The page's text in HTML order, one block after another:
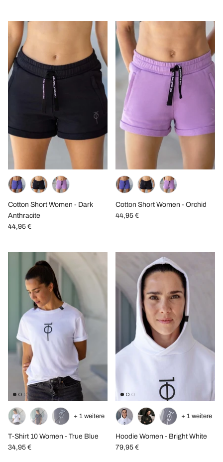
Cotton Short Women - Dark
Anthracite
44,95 €
Cotton Short Women - Orchid
44,95 €
T-Shirt 10 Women - True Blue
34,95 €
+ 1 weitere
Hoodie Women - Bright White
79,95 €
+ 1 weitere